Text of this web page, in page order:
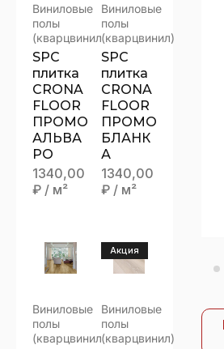
Виниловые
полы
(кварцвинил)
SPC
плитка
CRONA
FLOOR
ПРОМО
АЛЬВА
РО
1340,00
₽ / м²
Виниловые
полы
(кварцвинил)
SPC
плитка
CRONA
FLOOR
ПРОМО
БЛАНК
А
1340,00
₽ / м²
Виниловые
полы
(кварцвинил)
Акция
Виниловые
полы
(кварцвинил)
HOT
PRICE